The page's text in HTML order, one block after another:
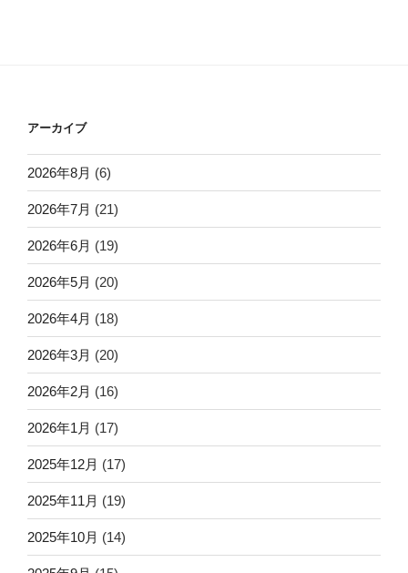
アーカイブ
2026年8月 (6)
2026年7月 (21)
2026年6月 (19)
2026年5月 (20)
2026年4月 (18)
2026年3月 (20)
2026年2月 (16)
2026年1月 (17)
2025年12月 (17)
2025年11月 (19)
2025年10月 (14)